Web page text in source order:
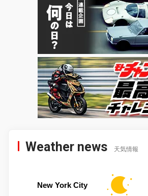
Weather news 天気情報
New York City